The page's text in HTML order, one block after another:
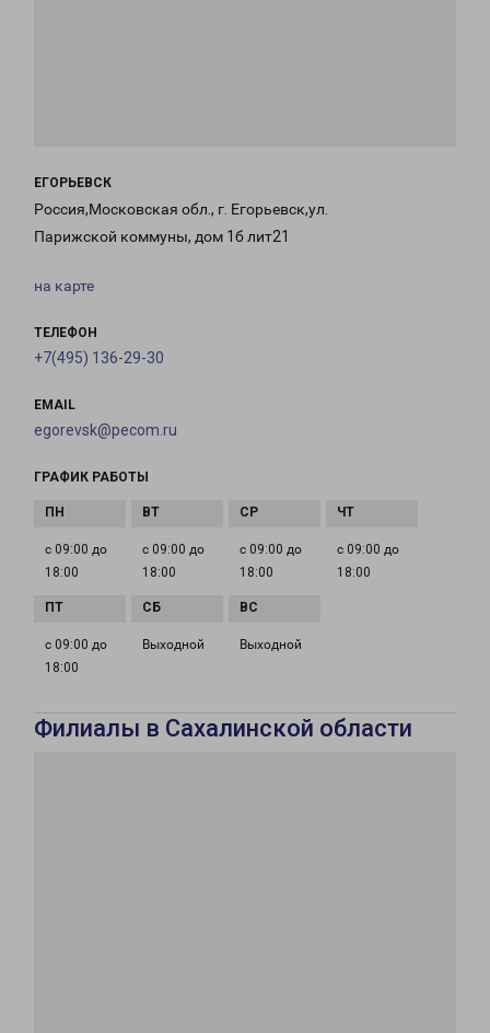
ЕГОРЬЕВСК
Россия,Московская обл., г. Егорьевск,ул.
Парижской коммуны, дом 1б лит21
на карте
ТЕЛЕФОН
+7(495) 136-29-30
EMAIL
egorevsk@pecom.ru
ГРАФИК РАБОТЫ
с 09:00 до
18:00
с 09:00 до
18:00
с 09:00 до
18:00
с 09:00 до
18:00
с 09:00 до
18:00
Выходной Выходной
Филиалы в Сахалинской области